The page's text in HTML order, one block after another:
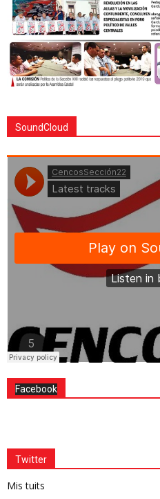
SoundCloud
Facebook
Twitter
Mis tuits